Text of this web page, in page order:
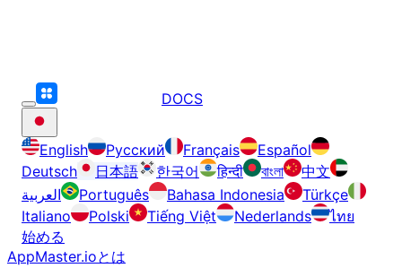
DOCS
English Русский Français
Español
Deutsch
日本語 한국어 हिन्दी বাংলা
中文
العربية
Português Bahasa Indonesia
Türkçe
Italiano
Polski Tiếng Việt Nederlands
ไทย
始める
AppMaster.ioとは